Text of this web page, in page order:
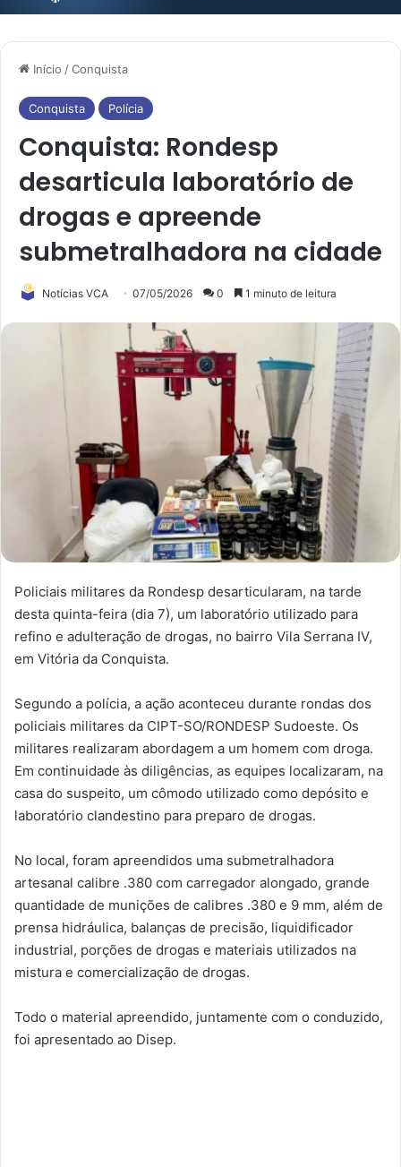
Início /Conquista
Conquista Polícia
Conquista: Rondesp
desarticula laboratório de
drogas e apreende
submetralhadora na cidade
Notícias VCA 07/05/2026 0 1 minuto de leitura
Policiais militares da Rondesp desarticularam, na tarde
desta quinta-feira (dia 7), um laboratório utilizado para
refino e adulteração de drogas, no bairro Vila Serrana IV,
em Vitória da Conquista.
Segundo a polícia, a ação aconteceu durante rondas dos
policiais militares da CIPT-SO/RONDESP Sudoeste. Os
militares realizaram abordagem a um homem com droga.
Em continuidade às diligências, as equipes localizaram, na
casa do suspeito, um cômodo utilizado como depósito e
laboratório clandestino para preparo de drogas.
No local, foram apreendidos uma submetralhadora
artesanal calibre .380 com carregador alongado, grande
quantidade de munições de calibres .380 e 9 mm, além de
prensa hidráulica, balanças de precisão, liquidificador
industrial, porções de drogas e materiais utilizados na
mistura e comercialização de drogas.
Todo o material apreendido, juntamente com o conduzido,
foi apresentado ao Disep.